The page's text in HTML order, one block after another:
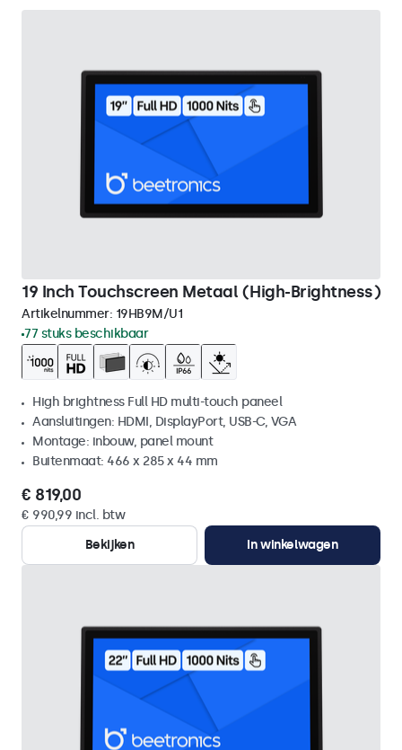
19 Inch Touchscreen Metaal (High-Brightness)
Artikelnummer: 19HB9M/U1
77 stuks beschikbaar
High brightness Full HD multi-touch paneel
Aansluitingen: HDMI, DisplayPort, USB-C, VGA
Montage: inbouw, panel mount
Buitenmaat: 466 x 285 x 44 mm
€ 819,00
€ 990,99 incl. btw
Bekijken
In winkelwagen